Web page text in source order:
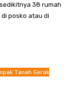
38 rumah
di posko atau di
Tanah Gerak